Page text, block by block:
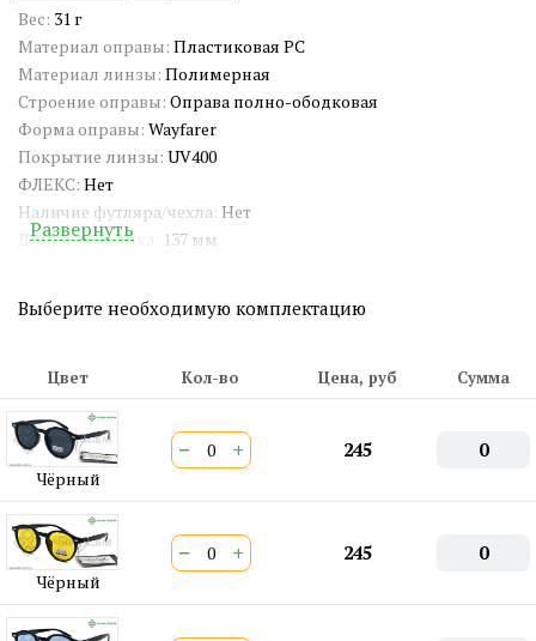
Вес: 31 г
Материал оправы: Пластиковая PC
Материал линзы: Полимерная
Строение оправы: Оправа полно-ободковая
Форма оправы: Wayfarer
Покрытие линзы: UV400
ФЛЕКС: Нет
Наличие футляра/чехла: Нет
Длина заушника:
137 мм
Ширина переносицы:22 мм
Артикул:
СЕРТИФИКАТ:РОСС CN.АМ05.Н15839
Двойная перекладина:Нет
ШтрихКод EAN-13:4650317700627
Развернуть
Выберите необходимую комплектацию
Цвет Кол-во Цена, руб Сумма
Чёрный
− + 245 0
Чёрный
− + 245 0